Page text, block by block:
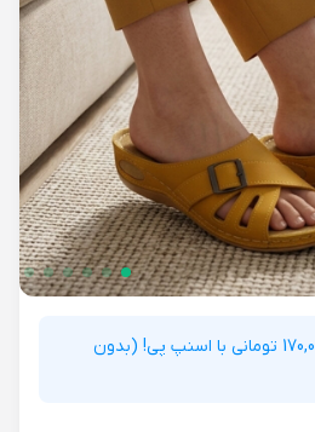
4 قسط ماهانه 170,000 تومانی با اسنپ پی! (بدون